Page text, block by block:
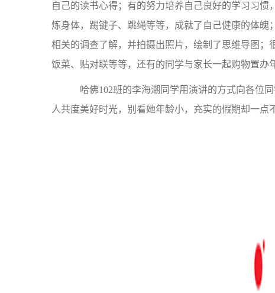
自己的读书心得；有的努力培养自己良好的学习习
炼身体，踢键子、跳绳等等，成就了自己健康的体
相关的调查了解，并拍摄出照片，绘制了思维导图
饭菜、贴对联等等，还有的同学与家长一起购物置
哈佛102班的李海潮同学用演讲的方式向各位
人共度美好时光，别看她年龄小，充实的假期却一点